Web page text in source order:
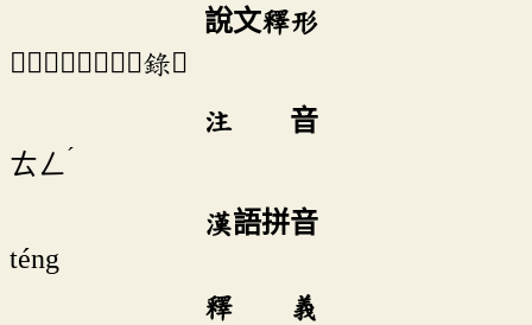
說文釋形
「𥉋」《說文》不錄。
注 音
ㄊㄥˊ
漢語拼音
téng
釋 義